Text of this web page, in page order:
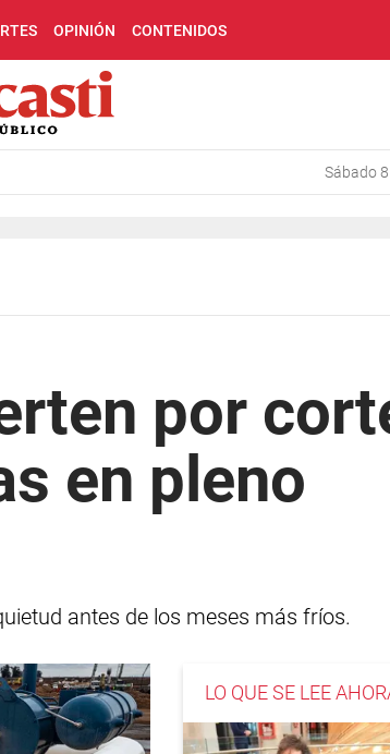
OPINIÓN CONTENIDOS
sábado
por
en pleno
antes de los meses más fríos.
LO QUE SE LEE